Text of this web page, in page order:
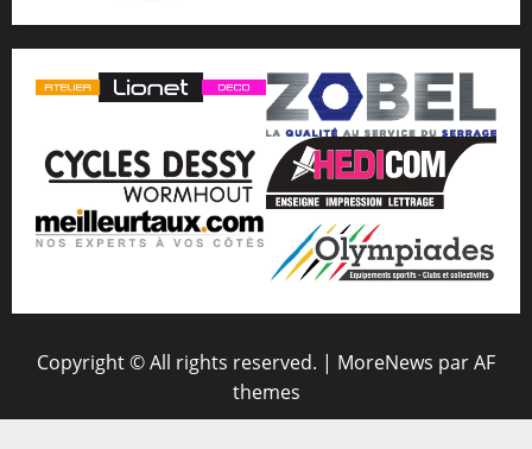
Copyright © All rights reserved. | MoreNews par AF
themes